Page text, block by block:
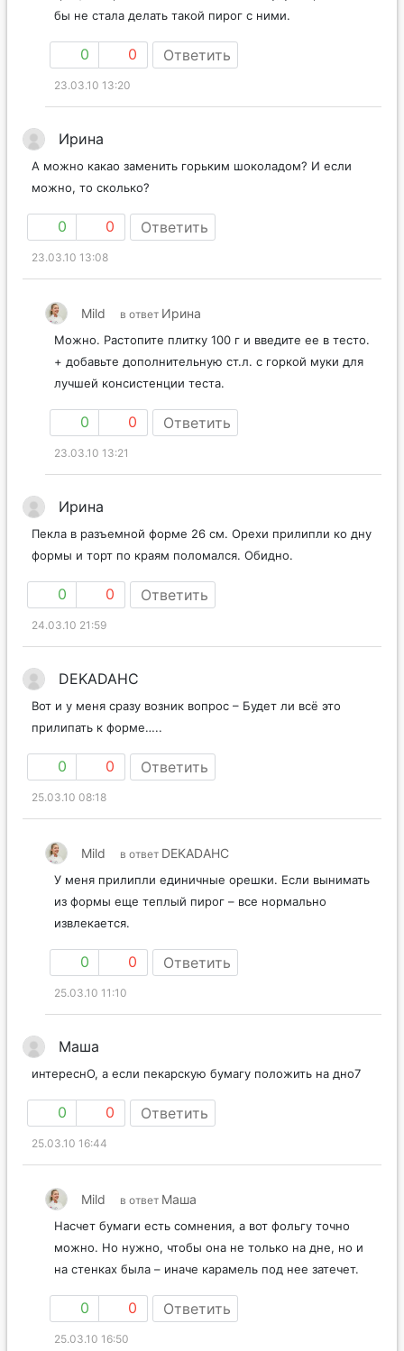
бы не стала делать такой пирог с ними.
0 0 Ответить
23.03.10 13:20
Ирина
А можно какао заменить горьким шоколадом? И если
можно, то сколько?
0 0 Ответить
23.03.10 13:08
Mild в ответ Ирина
Можно. Растопите плитку 100 г и введите ее в тесто.
+ добавьте дополнительную ст.л. с горкой муки для
лучшей консистенции теста.
0 0 Ответить
23.03.10 13:21
Ирина
Пекла в разъемной форме 26 см. Орехи прилипли ко дну
формы и торт по краям поломался. Обидно.
0 0 Ответить
24.03.10 21:59
DEKADAHC
Вот и у меня сразу возник вопрос – Будет ли всё это
прилипать к форме…..
0 0 Ответить
25.03.10 08:18
Mild в ответ DEKADAHC
У меня прилипли единичные орешки. Если вынимать
из формы еще теплый пирог – все нормально
извлекается.
0 0 Ответить
25.03.10 11:10
Маша
интереснО, а если пекарскую бумагу положить на дно7
0 0 Ответить
25.03.10 16:44
Mild в ответ Маша
Насчет бумаги есть сомнения, а вот фольгу точно
можно. Но нужно, чтобы она не только на дне, но и
на стенках была – иначе карамель под нее затечет.
0 0 Ответить
25.03.10 16:50